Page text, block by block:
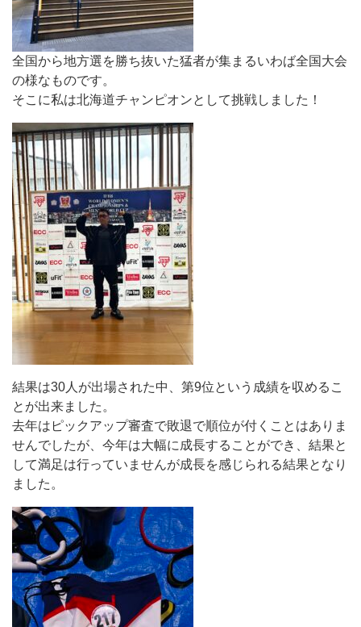
全国から地方選を勝ち抜いた猛者が集まるいわば全国大会
の様なものです。
そこに私は北海道チャンピオンとして挑戦しました！
結果は30人が出場された中、第9位という成績を収めるこ
とが出来ました。
去年はピックアップ審査で敗退で順位が付くことはありま
せんでしたが、今年は大幅に成長することができ、結果と
して満足は行っていませんが成長を感じられる結果となり
ました。